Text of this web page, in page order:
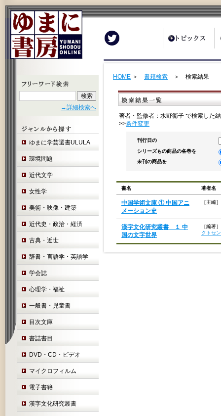
→詳細検索へ
ゆまに学芸選書ULULA
環境問題
近代文学
女性学
美術・映像・建築
近代史・政治・経済
古典・近世
辞書・言語学・英語学
学会誌
心理学・福祉
一般書・児童書
目次文庫
書誌書目
DVD・CD・ビデオ
マイクロフィルム
電子書籍
漢字文化研究叢書
HOME ＞ 書籍検索 ＞ 検索結果
著者・監修者：水野衛子 で検索した
>>条件変更
刊行日の
シリーズもの商品の各巻を
未刊の商品を
書名 著者名
中国学術文庫 ① 中国アニ
メーション史
［主編］
漢字文化研究叢書 １ 中
国の文字世界
［編著］
クトセ